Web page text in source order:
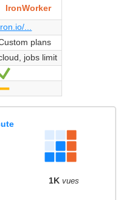
IronWorker
...
plans
jobs limit
Oui
1K vues